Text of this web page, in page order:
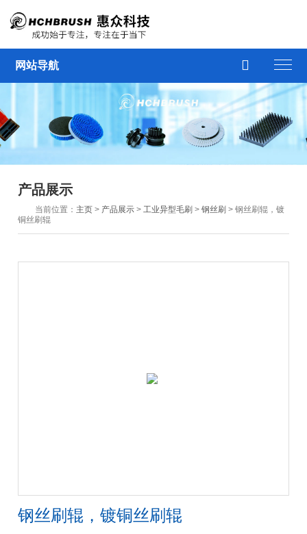
网站导航 
产品展示
当前位置： 主页 > 产品展示 >工业异型毛刷 >钢丝刷 > 钢丝刷辊，镀
铜丝刷辊
钢丝刷辊，镀铜丝刷辊